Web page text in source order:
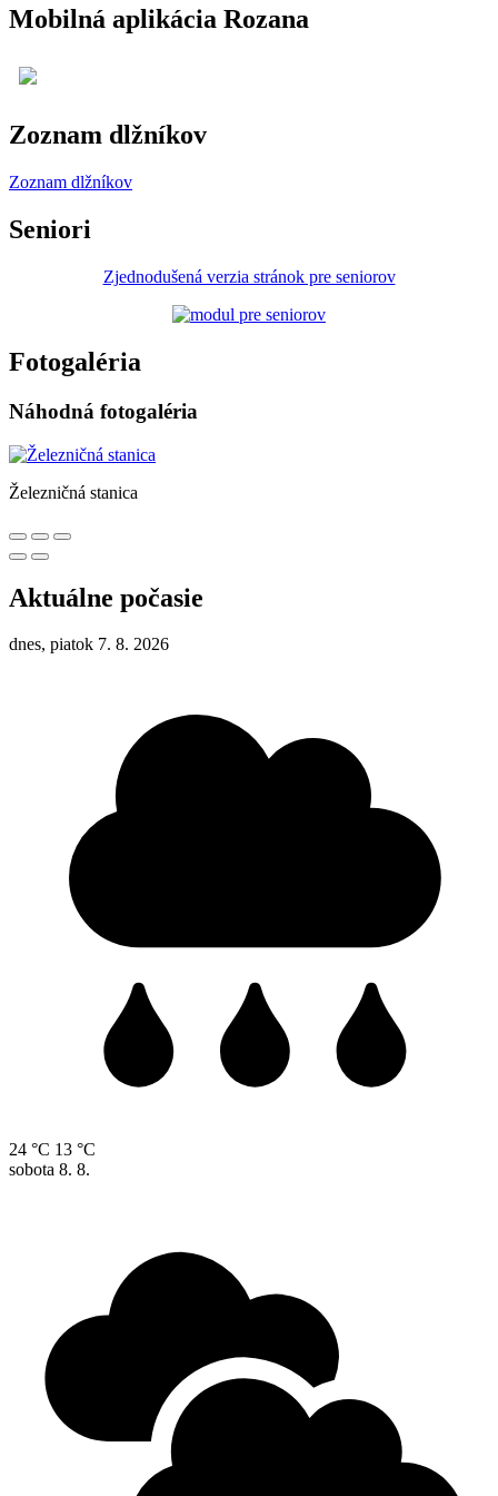
Mobilná aplikácia Rozana
Zoznam dlžníkov
Zoznam dlžníkov
Seniori
Zjednodušená verzia stránok pre seniorov
Fotogaléria
Náhodná fotogaléria
Železničná stanica
Aktuálne počasie
dnes, piatok 7. 8. 2026
24 °C 13 °C
sobota 8. 8.